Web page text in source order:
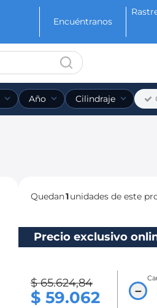
Encuéntranos
Año Cilindraje
Quedan1unidades de este
Precio exclusivo
$ 65.624,84
$ 59.062 －